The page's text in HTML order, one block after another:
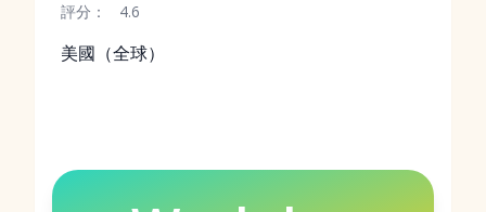
評分： 4.6
美國（全球）